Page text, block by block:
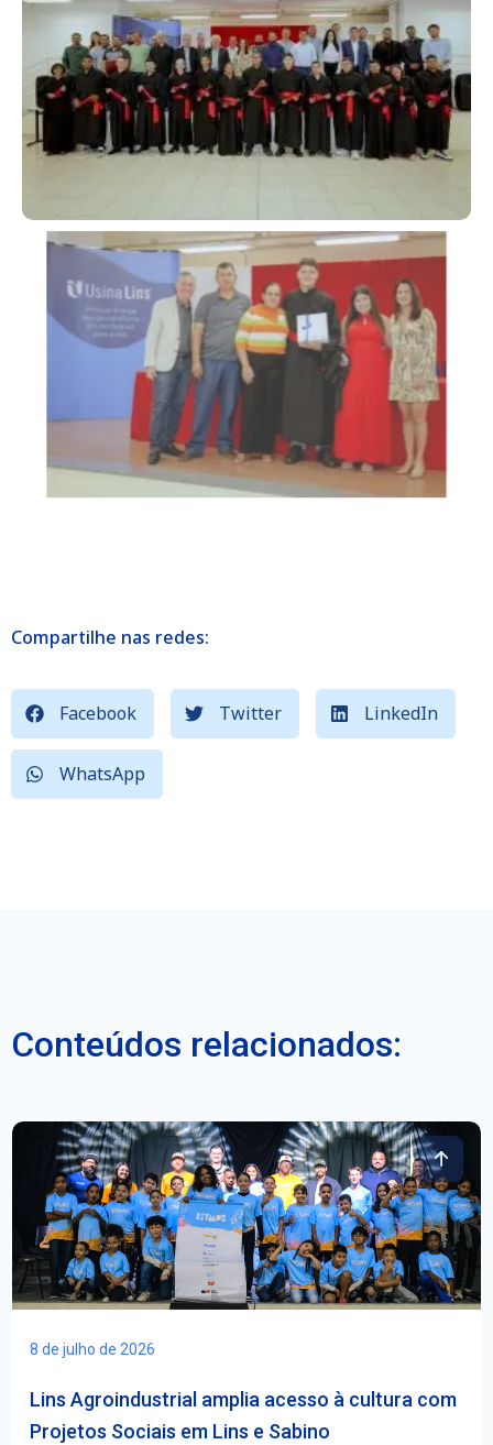
Compartilhe nas redes:
Facebook Twitter LinkedIn
WhatsApp
Conteúdos relacionados:
Lins Agroindustrial amplia acesso à cultura com
Projetos Sociais em Lins e Sabino
8 de julho de 2026